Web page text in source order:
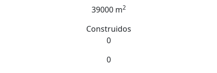
39000 m2
Construidos
0
0